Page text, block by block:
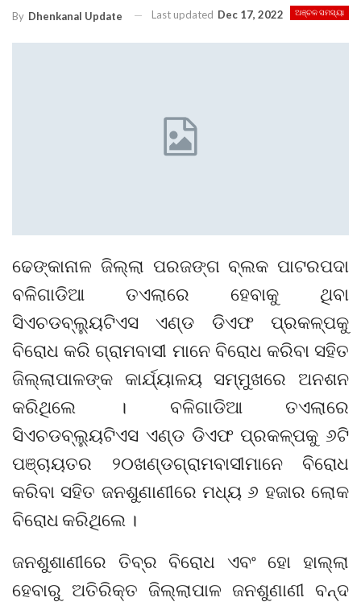
ଅଞ୍ଚଳ ସମସ୍ୟା
By Dhenkanal Update Last updated Dec 17, 2022
ଢେଙ୍କାନାଳ ଜିଲ୍ଲା ପରଜଙ୍ଗ ବ୍ଲକ ପାଟରପଦା
ବଳିଗାଡିଆ ତଏଲାରେ ହେବାକୁ ଥିବା
ସିଏଚଡବ୍ଲ୍ୟୁଟିଏସ ଏଣ୍ଡ ଡିଏଫ ପ୍ରକଳ୍ପକୁ
ବିରୋଧ କରି ଗ୍ରାମବାସୀ ମାନେ ବିରୋଧ କରିବା ସହିତ
ଜିଲ୍ଲାପାଳଙ୍କ କାର୍ଯ୍ୟାଳୟ ସମ୍ମୁଖରେ ଅନଶନ
କରିଥିଲେ । ବଳିଗାଡିଆ ତଏଲାରେ
ସିଏଚଡବ୍ଲ୍ୟୁଟିଏସ ଏଣ୍ଡ ଡିଏଫ ପ୍ରକଳ୍ପକୁ ୬ଟି
ପଞ୍ଚାୟତର ୨୦ଖଣ୍ଡଗ୍ରାମବାସୀମାନେ ବିରୋଧ
କରିବା ସହିତ ଜନଶୁଣାଣୀରେ ମଧ୍ୟ ୬ ହଜାର ଲୋକ
ବିରୋଧ କରିଥିଲେ ।
ଜନଶୁଶାଣୀରେ ତିବ୍ର ବିରୋଧ ଏବଂ ହୋ ହାଲ୍ଲା
ହେବାରୁ ଅତିରିକ୍ତ ଜିଲ୍ଲାପାଳ ଜନଶୁଣାଣୀ ବନ୍ଦ